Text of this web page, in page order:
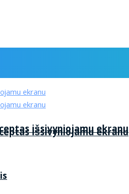
išsivyniojamu ekranu
išsivyniojamu ekranu